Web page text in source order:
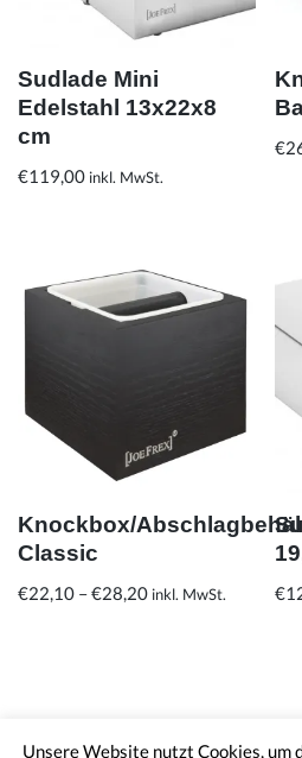
Sudlade Mini
Edelstahl 13x22x8
cm
€119,00 inkl. MwSt.
€
Knockbox/
Classic
€22,10 –€28,20 inkl. MwSt. €
Unsere Website nutzt Cookies, um